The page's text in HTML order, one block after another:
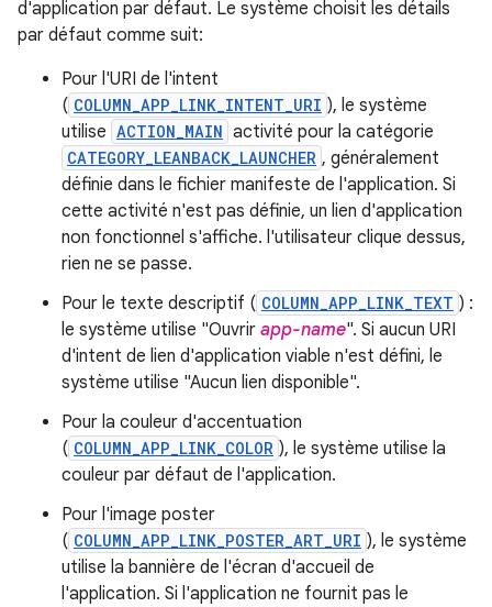
d'application par défaut. Le système choisit les détails
par défaut comme suit:
Pour l'URI de l'intent
( COLUMN_APP_LINK_INTENT_URI ), le système
utilise ACTION_MAIN activité pour la catégorie
CATEGORY_LEANBACK_LAUNCHER , généralement
définie dans le fichier manifeste de l'application. Si
cette activité n'est pas définie, un lien d'application
non fonctionnel s'affiche. l'utilisateur clique dessus,
rien ne se passe.
Pour le texte descriptif ( COLUMN_APP_LINK_TEXT ) :
le système utilise "Ouvrir app-name". Si aucun URI
d'intent de lien d'application viable n'est défini, le
système utilise "Aucun lien disponible".
Pour la couleur d'accentuation
( COLUMN_APP_LINK_COLOR ), le système utilise la
couleur par défaut de l'application.
Pour l'image poster
( COLUMN_APP_LINK_POSTER_ART_URI ), le système
utilise la bannière de l'écran d'accueil de
l'application. Si l'application ne fournit pas le